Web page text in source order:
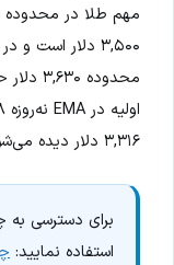
۳,۵۰۰ دلار
۳,۳۱۶ دلار دیده می‌شود.
برای دسترسی به
استفاده نمایید: